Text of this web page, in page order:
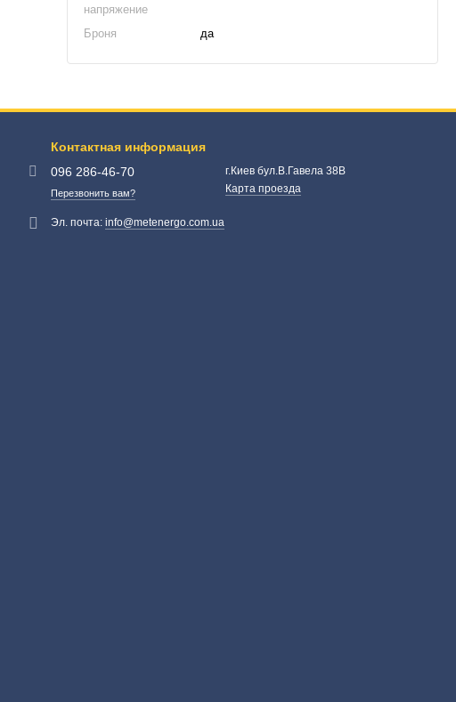
напряжение
Броня да
Контактная информация
096 286-46-70
Перезвонить вам?
г.Киев бул.В.Гавела 38В
Карта проезда
Эл. почта:info@metenergo.com.ua